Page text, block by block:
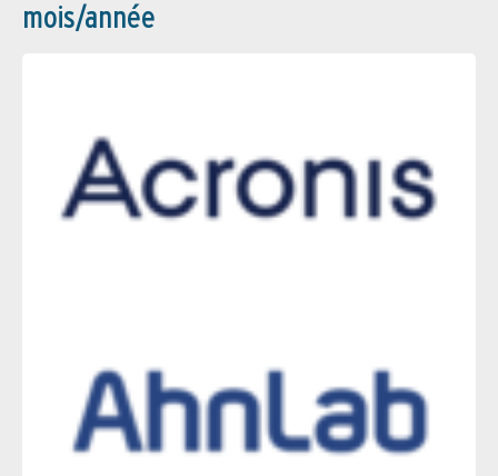
mois/année